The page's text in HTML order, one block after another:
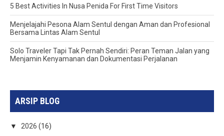
5 Best Activities In Nusa Penida For First Time Visitors
Menjelajahi Pesona Alam Sentul dengan Aman dan Profesional
Bersama Lintas Alam Sentul
Solo Traveler Tapi Tak Pernah Sendiri: Peran Teman Jalan yang
Menjamin Kenyamanan dan Dokumentasi Perjalanan
ARSIP BLOG
▼ 2026(16)